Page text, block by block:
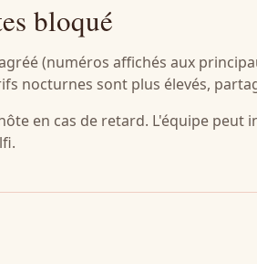
bloqué
(numéros affichés aux
nocturnes sont plus élevés,
en cas de retard. L'équipe